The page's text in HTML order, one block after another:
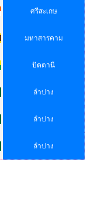
ศรีสะเกษ
มหาสารคาม
ปัตตานี
ลำปาง
ลำปาง
ลำปาง